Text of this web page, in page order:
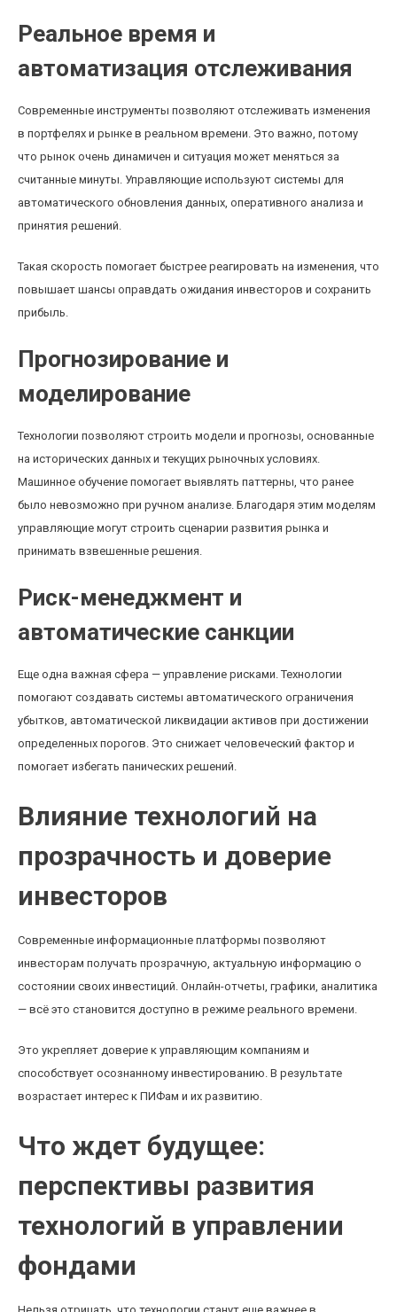
Реальное время и
автоматизация отслеживания
Современные инструменты позволяют отслеживать изменения
в портфелях и рынке в реальном времени. Это важно, потому
что рынок очень динамичен и ситуация может меняться за
считанные минуты. Управляющие используют системы для
автоматического обновления данных, оперативного анализа и
принятия решений.
Такая скорость помогает быстрее реагировать на изменения, что
повышает шансы оправдать ожидания инвесторов и сохранить
прибыль.
Прогнозирование и
моделирование
Технологии позволяют строить модели и прогнозы, основанные
на исторических данных и текущих рыночных условиях.
Машинное обучение помогает выявлять паттерны, что ранее
было невозможно при ручном анализе. Благодаря этим моделям
управляющие могут строить сценарии развития рынка и
принимать взвешенные решения.
Риск-менеджмент и
автоматические санкции
Еще одна важная сфера — управление рисками. Технологии
помогают создавать системы автоматического ограничения
убытков, автоматической ликвидации активов при достижении
определенных порогов. Это снижает человеческий фактор и
помогает избегать панических решений.
Влияние технологий на
прозрачность и доверие
инвесторов
Современные информационные платформы позволяют
инвесторам получать прозрачную, актуальную информацию о
состоянии своих инвестиций. Онлайн-отчеты, графики, аналитика
— всё это становится доступно в режиме реального времени.
Это укрепляет доверие к управляющим компаниям и
способствует осознанному инвестированию. В результате
возрастает интерес к ПИФам и их развитию.
Что ждет будущее:
перспективы развития
технологий в управлении
фондами